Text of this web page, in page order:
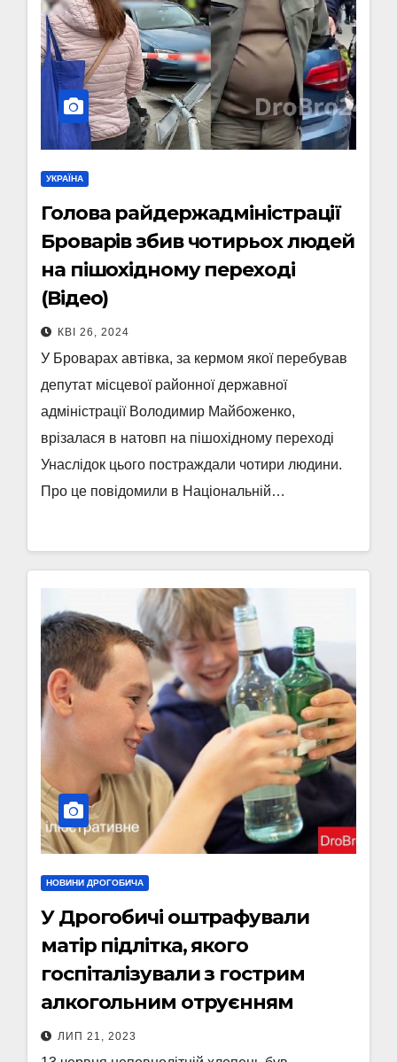
УКРАЇНА
Голова райдержадміністрації
Броварів збив чотирьох людей
на пішохідному переході
(Відео)
КВІ 26, 2024
У Броварах автівка, за кермом якої перебував
депутат місцевої районної державної
адміністрації Володимир Майбоженко,
врізалася в натовп на пішохідному переході
Унаслідок цього постраждали чотири людини.
Про це повідомили в Національній…
НОВИНИ ДРОГОБИЧА
У Дрогобичі оштрафували
матір підлітка, якого
госпіталізували з гострим
алкогольним отруєнням
ЛИП 21, 2023